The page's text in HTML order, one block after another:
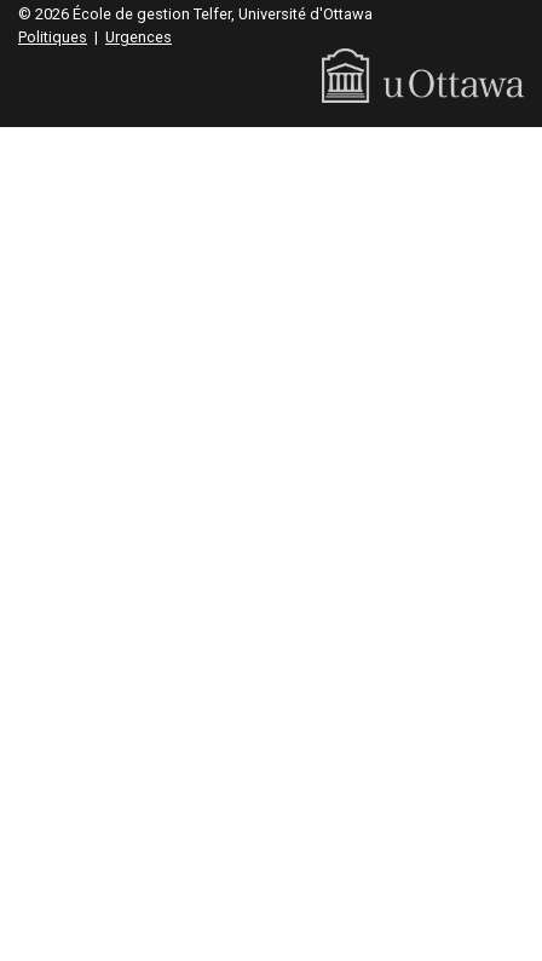
© 2026 École de gestion Telfer, Université d'Ottawa
Politiques | Urgences